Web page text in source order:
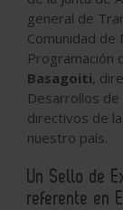
general de
Comunidad de
Programación
Basagoiti,
Desarrollos
directivos de
nuestro país.
Un Sello de
referente en